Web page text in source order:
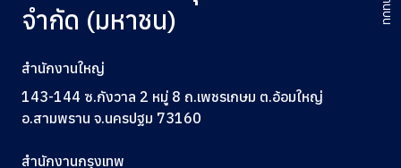
จำกัด (มหาชน)
สำนักงานใหญ่
143-144 ซ.กังวาล 2 หมู่ 8 ถ.เพชรเกษม ต.อ้อมใหญ่
อ.สามพราน จ.นครปฐม 73160
สำนักงานกรุงเทพ